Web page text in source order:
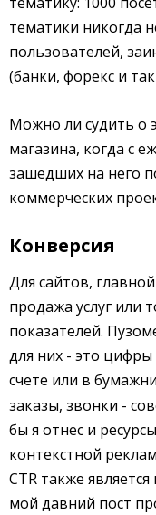
тематики никогда
пользователей,
(банки, форекс и
Можно ли судить о
магазина, когда с
зашедших на него
коммерческих
Конверсия
Для сайтов,
продажа услуг или
показателей.
для них - это
счете или в
заказы, звонки -
бы я отнес и
контекстной
CTR также
мой давний пост